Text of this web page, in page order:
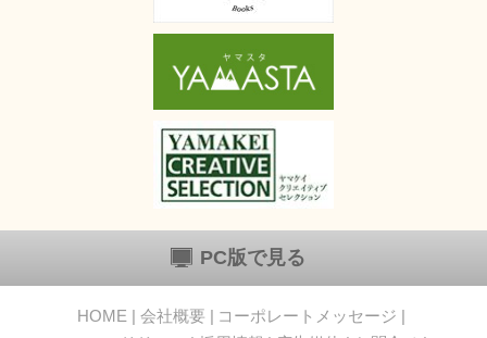
PC版で見る
HOME 会社概要
コーポレートメッセージ